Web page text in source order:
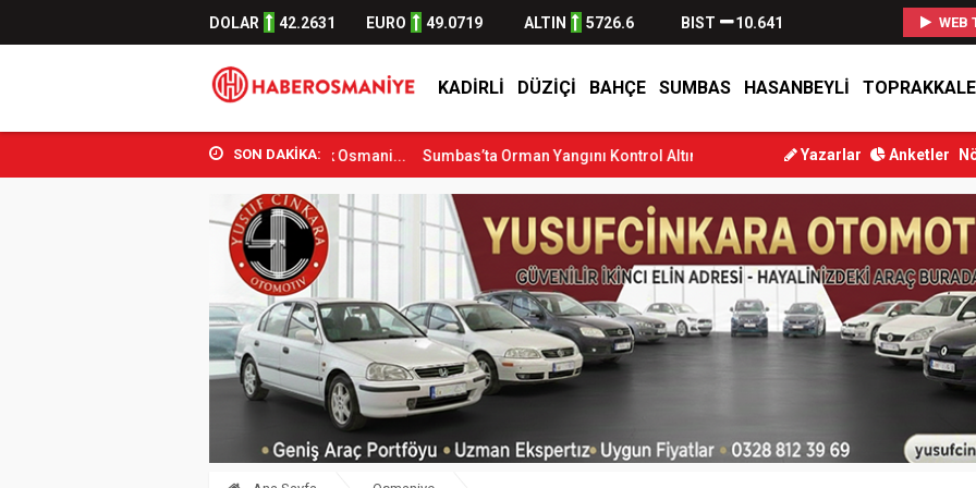
DOLAR 42.2631 EURO 49.0719 ALTIN 5726.6 BIST 10.641 WEB
KADIRLI DÜZIÇI BAHÇE SUMBAS HASANBEYLI TOPRAKKALE
SON DAKİKA:
Spor Bakanı Osman Aşkın Bak Osmani... Sumbas’ta Orman Yangını Kontrol Altına Alındı Osmaniye’de Tren Çarpması: Genç Yaralandı
Yazarlar Anketler